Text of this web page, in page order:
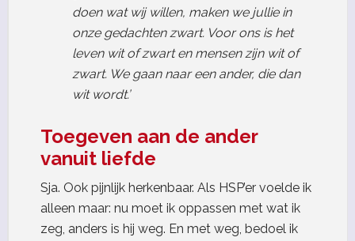
doen wat wij willen, maken we jullie in
onze gedachten zwart. Voor ons is het
leven wit of zwart en mensen zijn wit of
zwart. We gaan naar een ander, die dan
wit wordt.’
Toegeven aan de ander
vanuit liefde
Sja. Ook pijnlijk herkenbaar. Als HSP’er voelde ik
alleen maar: nu moet ik oppassen met wat ik
zeg, anders is hij weg. En met weg, bedoel ik